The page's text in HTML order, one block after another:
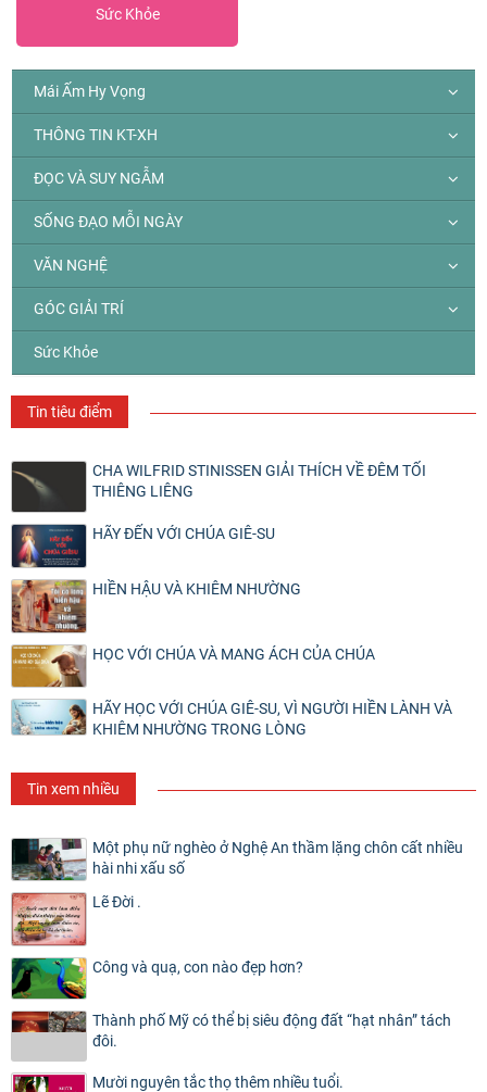
Sức Khỏe
Mái Ấm Hy Vọng
THÔNG TIN KT-XH
ĐỌC VÀ SUY NGẪM
SỐNG ĐẠO MỖI NGÀY
VĂN NGHỆ
GÓC GIẢI TRÍ
Sức Khỏe
Tin tiêu điểm
CHA WILFRID STINISSEN GIẢI THÍCH VỀ ĐÊM TỐI
THIÊNG LIÊNG
HÃY ĐẾN VỚI CHÚA GIÊ-SU
HIỀN HẬU VÀ KHIÊM NHƯỜNG
HỌC VỚI CHÚA VÀ MANG ÁCH CỦA CHÚA
HÃY HỌC VỚI CHÚA GIÊ-SU, VÌ NGƯỜI HIỀN LÀNH VÀ
KHIÊM NHƯỜNG TRONG LÒNG
Tin xem nhiều
Một phụ nữ nghèo ở Nghệ An thầm lặng chôn cất nhiều
hài nhi xấu số
Lẽ Đời .
Công và quạ, con nào đẹp hơn?
Thành phố Mỹ có thể bị siêu động đất “hạt nhân” tách
đôi.
Mười nguyên tắc thọ thêm nhiều tuổi.